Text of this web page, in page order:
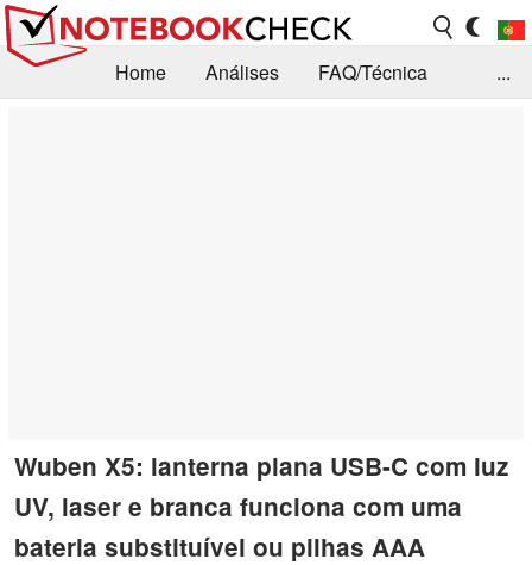
Home Análises
FAQ/Técnica
...
Wuben X5: lanterna plana USB-C com luz
UV, laser e branca funciona com uma
bateria substituível ou pilhas AAA